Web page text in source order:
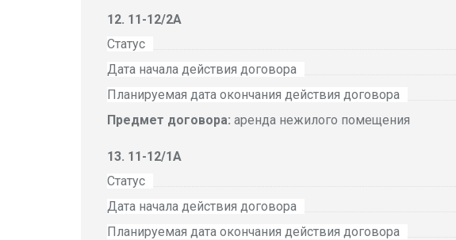
11-12/2А
Статус
Дата начала действия договора
Планируемая дата окончания действия договора
Предмет договора: аренда нежилого помещения
11-12/1А
Статус
Дата начала действия договора
Планируемая дата окончания действия договора